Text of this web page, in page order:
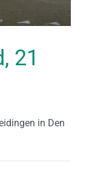
21
in Den